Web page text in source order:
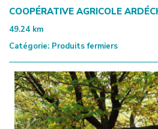
COOPÉRATIVE AGRICOLE
49.24 km
Catégorie: Produits fermiers